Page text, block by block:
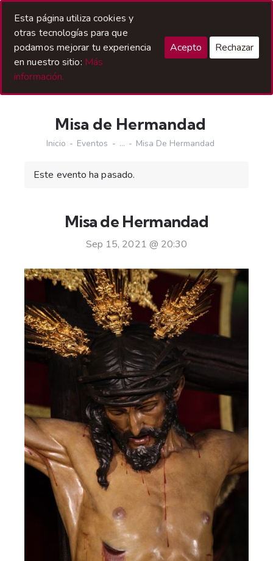
Misa de Hermandad
Inicio Eventos ... Misa De Hermandad
Este evento ha pasado.
Misa de Hermandad
Sep 15, 2021 @ 20:30
Esta página utiliza cookies y
otras tecnologías para que
podamos mejorar tu experiencia
en nuestro sitio: Más
información.
Acepto Rechazar